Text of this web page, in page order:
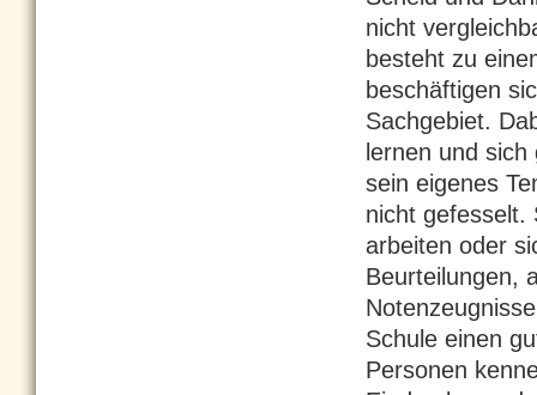
nicht
besteht zu
beschäftigen
Sachgebiet.
lernen und
sein eigenes
nicht gefesselt.
arbeiten oder
Beurteilungen,
Schule einen
Personen